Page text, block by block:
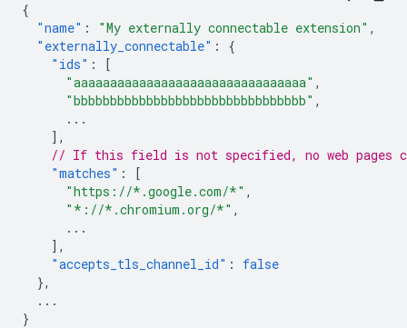
{
"name" : "My externally connectable extension" ,
"externally_connectable" :
{
"ids" :
[
"aaaaaaaaaaaaaaaaaaaaaaaaaaaaaaaa" ,
"bbbbbbbbbbbbbbbbbbbbbbbbbbbbbbbb" ,
...
],
// If this field is not specified, no web pages
"matches" :
[
"https://*.google.com/*" ,
"*://*.chromium.org/*" ,
...
],
"accepts_tls_channel_id" :
false
},
...
}